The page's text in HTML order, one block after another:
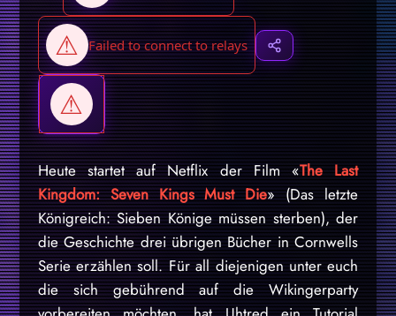
Heute startet auf Netflix der Film «The Last
Kingdom: Seven Kings Must Die» (Das letzte
Königreich: Sieben Könige müssen sterben), der
die Geschichte drei übrigen Bücher in Cornwells
Serie erzählen soll. Für all diejenigen unter euch
die sich gebührend auf die Wikingerparty